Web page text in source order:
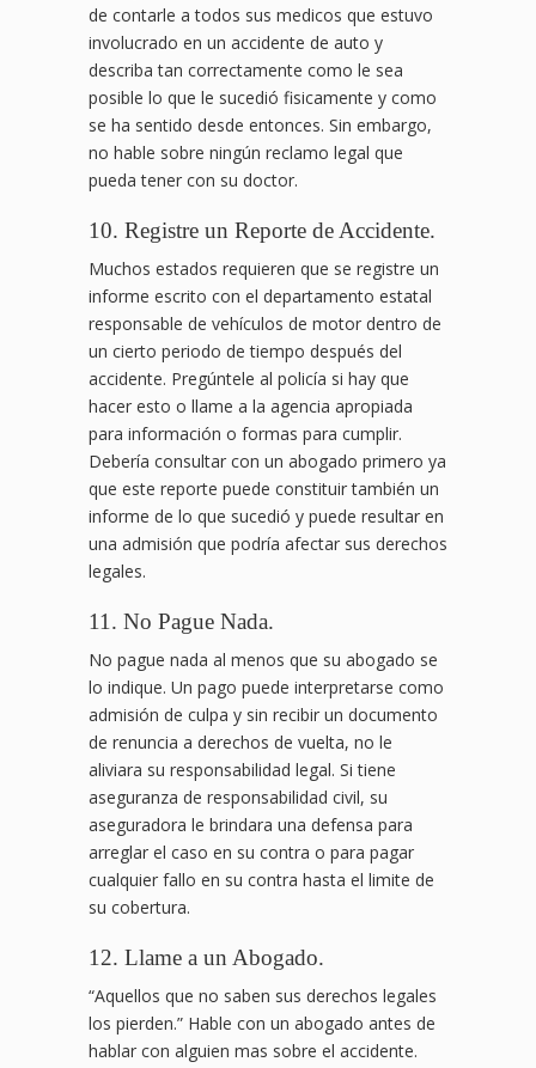
de contarle a todos sus medicos que estuvo
involucrado en un accidente de auto y
describa tan correctamente como le sea
posible lo que le sucedió fisicamente y como
se ha sentido desde entonces. Sin embargo,
no hable sobre ningún reclamo legal que
pueda tener con su doctor.
10. Registre un Reporte de Accidente.
Muchos estados requieren que se registre un
informe escrito con el departamento estatal
responsable de vehículos de motor dentro de
un cierto periodo de tiempo después del
accidente. Pregúntele al policía si hay que
hacer esto o llame a la agencia apropiada
para información o formas para cumplir.
Debería consultar con un abogado primero ya
que este reporte puede constituir también un
informe de lo que sucedió y puede resultar en
una admisión que podría afectar sus derechos
legales.
11. No Pague Nada.
No pague nada al menos que su abogado se
lo indique. Un pago puede interpretarse como
admisión de culpa y sin recibir un documento
de renuncia a derechos de vuelta, no le
aliviara su responsabilidad legal. Si tiene
aseguranza de responsabilidad civil, su
aseguradora le brindara una defensa para
arreglar el caso en su contra o para pagar
cualquier fallo en su contra hasta el limite de
su cobertura.
12. Llame a un Abogado.
“Aquellos que no saben sus derechos legales
los pierden.” Hable con un abogado antes de
hablar con alguien mas sobre el accidente.